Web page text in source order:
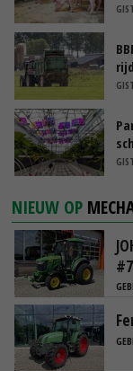
NIEUW OP